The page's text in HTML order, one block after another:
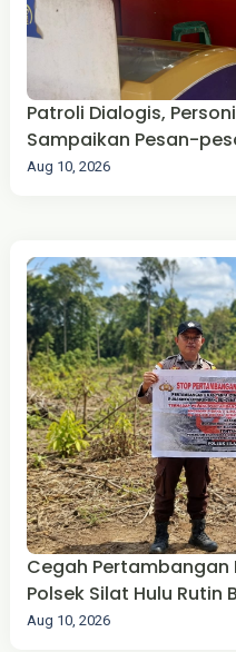
Patroli Dialogis,
Sampaikan Pesan-
Aug 10, 2026
Cegah
Polsek Silat Hulu Rutin
Aug 10, 2026